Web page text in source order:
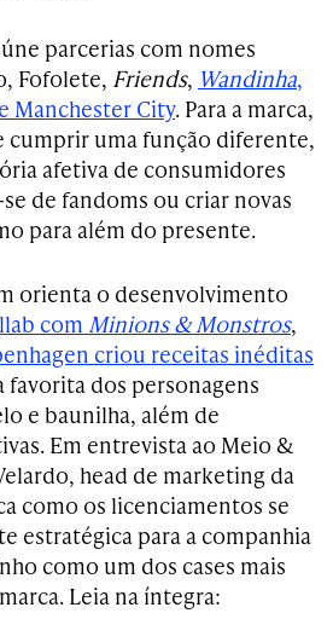
parcerias com nomes
Fofolete, Friends, Wandinha,
Manchester City. Para a marca,
cumprir uma função diferente,
afetiva de consumidores
de fandoms ou criar novas
para além do presente.
orienta o desenvolvimento
com Minions & Monstros,
criou receitas inéditas
dos personagens
e baunilha, além de
Em entrevista ao Meio &
head de marketing da
como os licenciamentos se
estratégica para a companhia
como um dos cases mais
Leia na íntegra: